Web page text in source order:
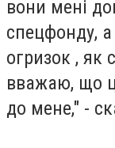
вони мені
спецфонду,
огризок , як
вважаю, що
до мене," -